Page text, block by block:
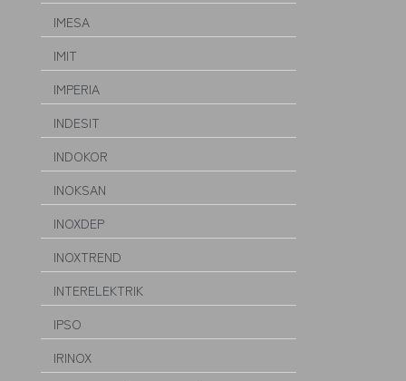
IMESA
IMIT
IMPERIA
INDESIT
INDOKOR
INOKSAN
INOXDEP
INOXTREND
INTERELEKTRIK
IPSO
IRINOX